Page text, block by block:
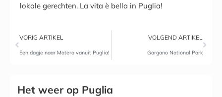
lokale gerechten. La vita è bella in Puglia!
VORIG ARTIKEL
Een dagje naar Matera vanuit Puglia!
VOLGEND ARTIKEL
Gargano National Park​
Het weer op Puglia